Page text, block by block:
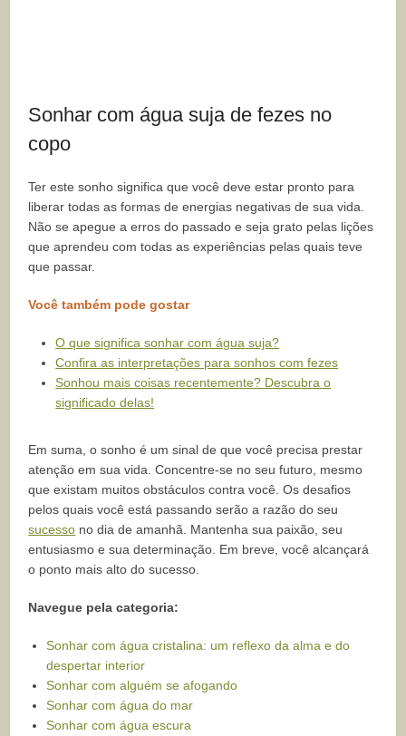
Sonhar com água suja de fezes no
copo
Ter este sonho significa que você deve estar pronto para
liberar todas as formas de energias negativas de sua vida.
Não se apegue a erros do passado e seja grato pelas lições
que aprendeu com todas as experiências pelas quais teve
que passar.
Você também pode gostar
O que significa sonhar com água suja?
Confira as interpretações para sonhos com fezes
Sonhou mais coisas recentemente? Descubra o
significado delas!
Em suma, o sonho é um sinal de que você precisa prestar
atenção em sua vida. Concentre-se no seu futuro, mesmo
que existam muitos obstáculos contra você. Os desafios
pelos quais você está passando serão a razão do seu
sucesso no dia de amanhã. Mantenha sua paixão, seu
entusiasmo e sua determinação. Em breve, você alcançará
o ponto mais alto do sucesso.
Navegue pela categoria:
Sonhar com água cristalina: um reflexo da alma e do
despertar interior
Sonhar com alguém se afogando
Sonhar com água do mar
Sonhar com água escura